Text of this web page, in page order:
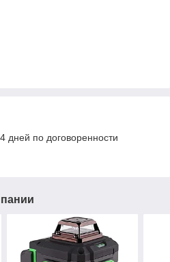
дней по договоренности